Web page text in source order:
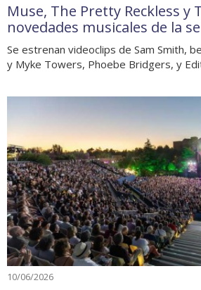
Muse, The Pretty Reckless y
novedades musicales de la
Se estrenan videoclips de Sam Smith,
y Myke Towers, Phoebe Bridgers, y
10/06/2026